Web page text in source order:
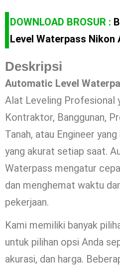
DOWNLOAD BROSUR :
Level Waterpass Nikon
Deskripsi
Automatic Level
Alat Leveling Profesional
Kontraktor, Banggunan,
Tanah, atau Engineer
yang akurat setiap saat.
Waterpass mengatur
dan menghemat waktu
pekerjaan.
Kami memiliki banyak
untuk pilihan opsi Anda
akurasi, dan harga.